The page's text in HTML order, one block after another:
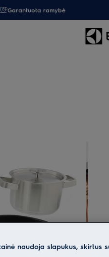
Garantuota ramybė
naudoja slapukus, skirtus